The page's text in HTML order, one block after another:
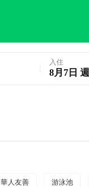
入住
8月7日
華人友善 游泳池